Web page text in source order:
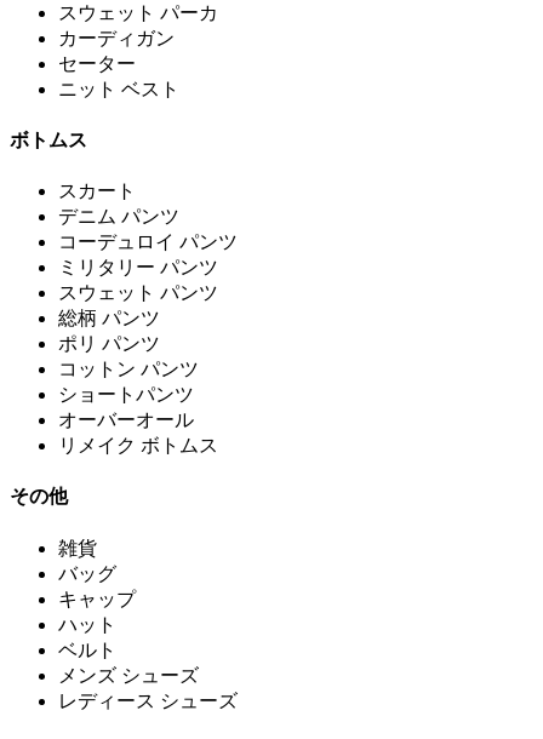
スウェット パーカ
カーディガン
セーター
ニット ベスト
ボトムス
スカート
デニム パンツ
コーデュロイ パンツ
ミリタリー パンツ
スウェット パンツ
総柄 パンツ
ポリ パンツ
コットン パンツ
ショートパンツ
オーバーオール
リメイク ボトムス
その他
雑貨
バッグ
キャップ
ハット
ベルト
メンズ シューズ
レディース シューズ